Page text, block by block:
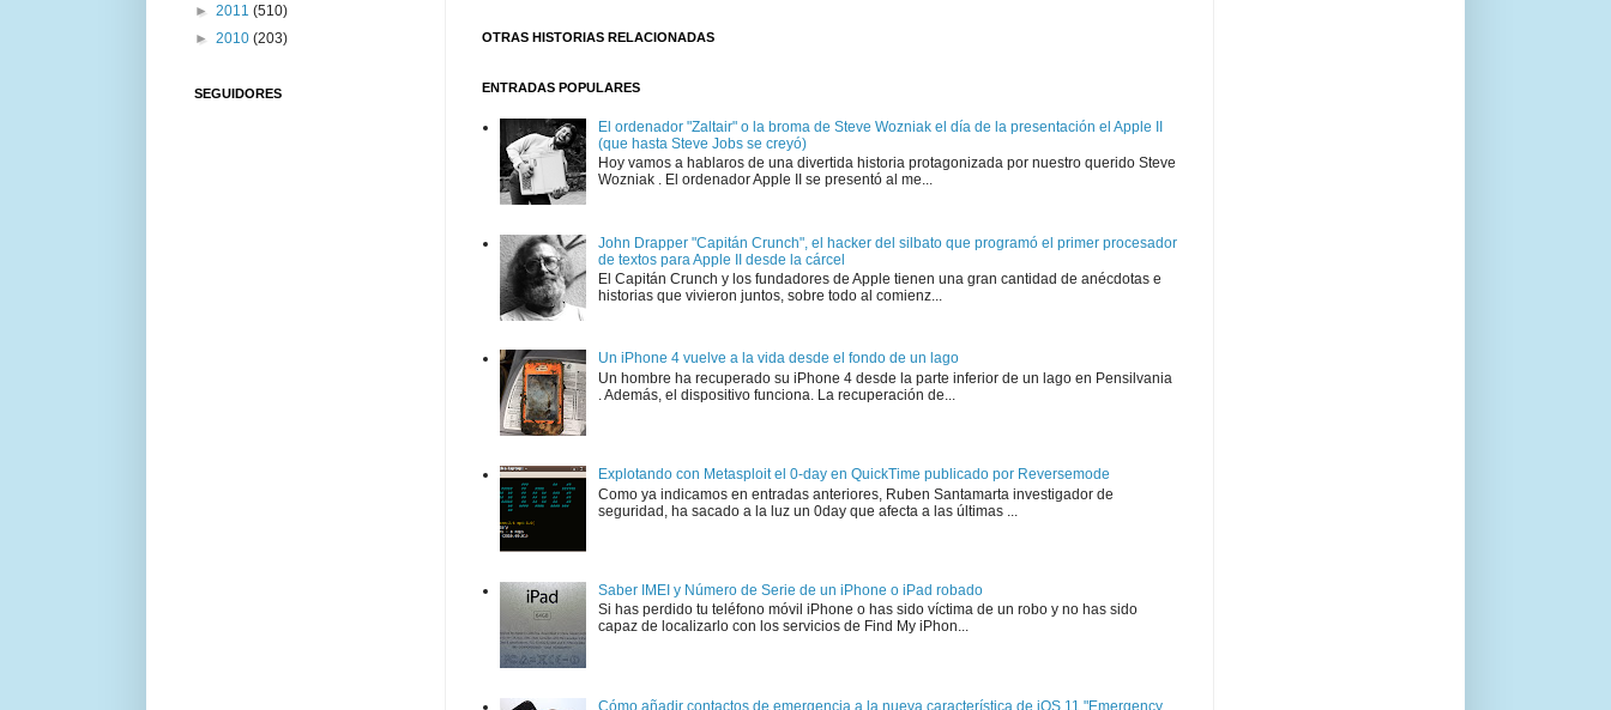
OTRAS HISTORIAS RELACIONADAS
ENTRADAS POPULARES
El ordenador "Zaltair" o la broma de Steve Wozniak el día de la presentación el Apple II
(que hasta Steve Jobs se creyó)
Hoy vamos a hablaros de una divertida historia protagonizada por nuestro querido Steve
Wozniak . El ordenador Apple II se presentó al me...
John Drapper "Capitán Crunch", el hacker del silbato que programó el primer procesador
de textos para Apple II desde la cárcel
El Capitán Crunch y los fundadores de Apple tienen una gran cantidad de anécdotas e
historias que vivieron juntos, sobre todo al comienz...
Un iPhone 4 vuelve a la vida desde el fondo de un lago
Un hombre ha recuperado su iPhone 4 desde la parte inferior de un lago en Pensilvania
. Además, el dispositivo funciona. La recuperación de...
Explotando con Metasploit el 0-day en QuickTime publicado por Reversemode
Como ya indicamos en entradas anteriores, Ruben Santamarta investigador de
seguridad, ha sacado a la luz un 0day que afecta a las últimas ...
Saber IMEI y Número de Serie de un iPhone o iPad robado
Si has perdido tu teléfono móvil iPhone o has sido víctima de un robo y no has sido
capaz de localizarlo con los servicios de Find My iPhon...
Cómo añadir contactos de emergencia a la nueva característica de iOS 11 "Emergency
► 2011 (510)
► 2010 (203)
SEGUIDORES